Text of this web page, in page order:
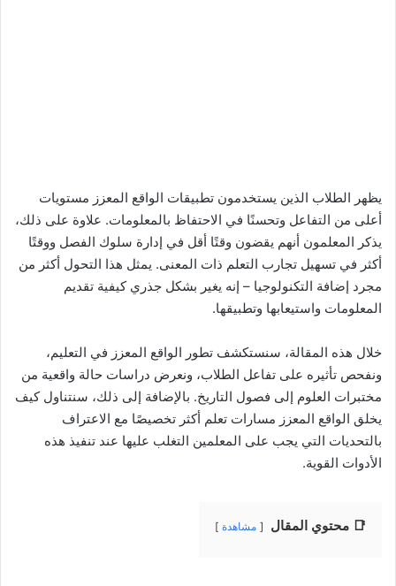
يظهر الطلاب الذين يستخدمون تطبيقات الواقع المعزز مستويات
أعلى من التفاعل وتحسنًا في الاحتفاظ بالمعلومات. علاوة على ذلك،
يذكر المعلمون أنهم يقضون وقتًا أقل في إدارة سلوك الفصل ووقتًا
أكثر في تسهيل تجارب التعلم ذات المعنى. يمثل هذا التحول أكثر من
مجرد إضافة التكنولوجيا – إنه يغير بشكل جذري كيفية تقديم
المعلومات واستيعابها وتطبيقها.
خلال هذه المقالة، سنستكشف تطور الواقع المعزز في التعليم،
ونفحص تأثيره على تفاعل الطلاب، ونعرض دراسات حالة واقعية من
مختبرات العلوم إلى فصول التاريخ. بالإضافة إلى ذلك، سنتناول كيف
يخلق الواقع المعزز مسارات تعلم أكثر تخصيصًا مع الاعتراف
بالتحديات التي يجب على المعلمين التغلب عليها عند تنفيذ هذه
الأدوات القوية.
📑 محتوي المقال مشاهدة